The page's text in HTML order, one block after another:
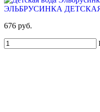
ЭЛЬБРУСИНКА ДЕТСКАЯ
676 руб.